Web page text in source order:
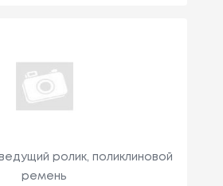
ролик, поликлиновой
ремень